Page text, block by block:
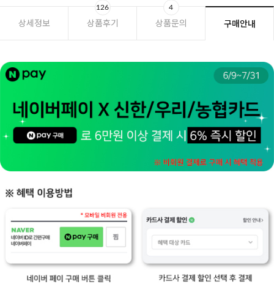
상세정보 상품후기
126
상품문의
4
구매안내